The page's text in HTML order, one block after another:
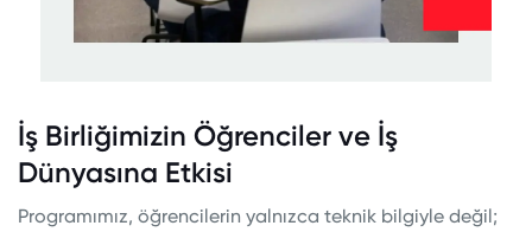
İş Birliğimizin Öğrenciler ve İş
Dünyasına Etkisi
Programımız, öğrencilerin yalnızca teknik bilgiyle değil;